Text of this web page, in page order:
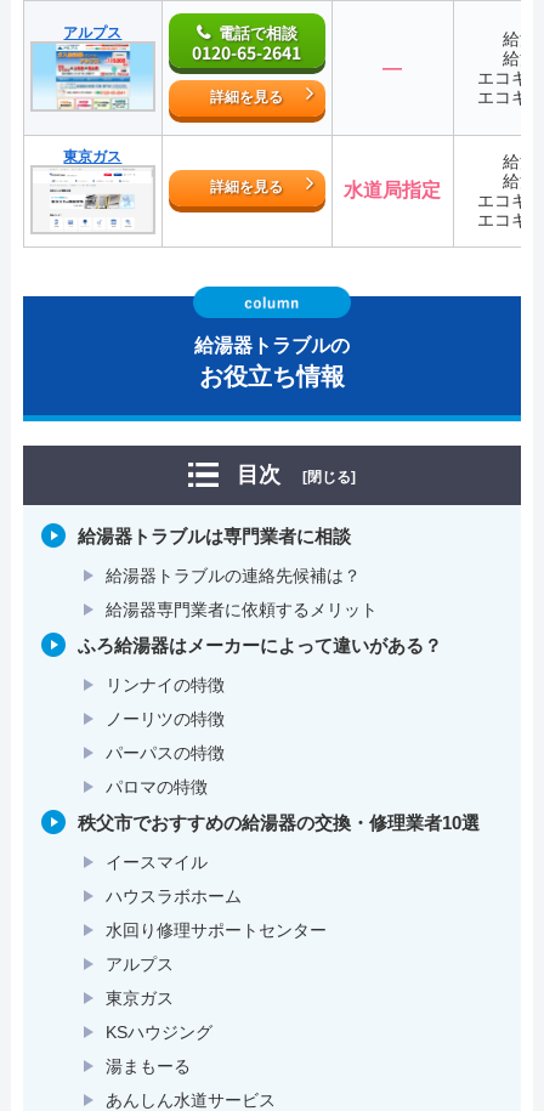
アルプス 電話で相談
0120-65-2641
詳細を見る
―
給湯
給湯
エコキ
エコキ
東京ガス
詳細を見る
水道局指定
給湯
給湯
エコキ
エコキ
給湯器トラブルの
お役立ち情報
目次 [閉じる]
給湯器トラブルは専門業者に相談
給湯器トラブルの連絡先候補は？
給湯器専門業者に依頼するメリット
ふろ給湯器はメーカーによって違いがある？
リンナイの特徴
ノーリツの特徴
パーパスの特徴
パロマの特徴
秩父市でおすすめの給湯器の交換・修理業者10選
イースマイル
ハウスラボホーム
水回り修理サポートセンター
アルプス
東京ガス
KSハウジング
湯まもーる
あんしん水道サービス